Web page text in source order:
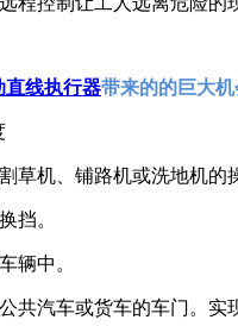
直线执行器带来的的巨大机
草机、铺路机或洗地机的
挡。
辆中。
共汽车或货车的车门。实